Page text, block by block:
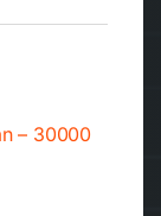
– 30000